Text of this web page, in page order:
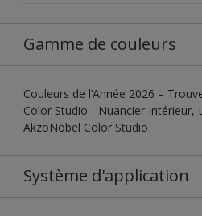
Gamme de couleurs
Couleurs de l’Année 2026 –
Color Studio - Nuancier Intérieur,
AkzoNobel Color Studio
Système d'application